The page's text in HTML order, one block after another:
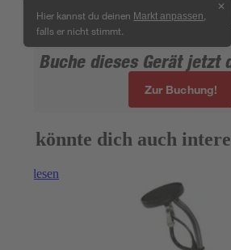
Hier kannst du deinen Markt anpassen
falls er nicht stimmt.
✕
Wissen
&
/
toom
Service
Buche dieses Gerät jetzt
Zur Buchung!
Das könnte dich auch
Weiterlesen